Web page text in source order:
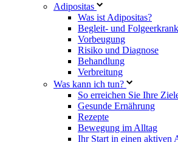
Adipositas
Was ist Adipositas?
Begleit- und
Vorbeugung
Risiko und Diagnose
Behandlung
Verbreitung
Was kann ich tun?
So erreichen Sie Ihre
Gesunde Ernährung
Rezepte
Bewegung im Alltag
Ihr Start in einen aktiven